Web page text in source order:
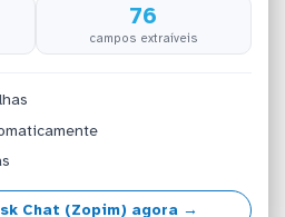
76
campos extraíveis
Chat (Zopim) agora →